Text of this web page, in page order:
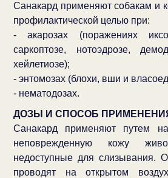
Санакард применяют собакам и
профилактической целью при:
- акарозах (поражениях
саркоптозе, нотоэдрозе,
хейлетиозе);
- энтомозах (блохи, вши и
- нематодозах.
ДОЗЫ И СПОСОБ
Санакард применяют путем
неповрежденную кожу
недоступные для слизывания.
проводят на открытом